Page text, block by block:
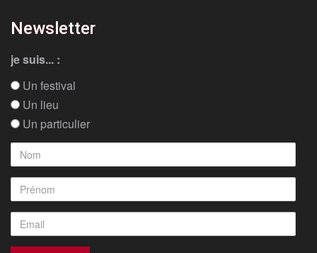
Newsletter
je suis... :
Un festival
Un lieu
Un particulier